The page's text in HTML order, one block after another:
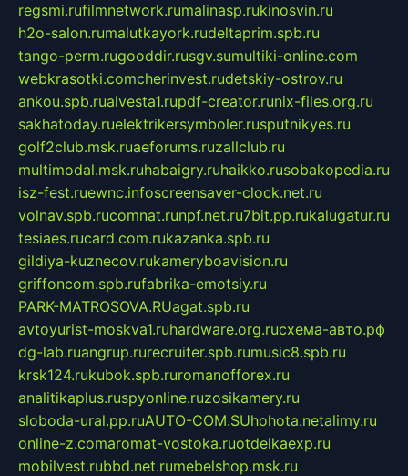
regsmi.rufilmnetwork.rumalinasp.rukinosvin.ru
h2o-salon.rumalutkayork.rudeltaprim.spb.ru
tango-perm.rugooddir.rusgv.sumultiki-online.com
webkrasotki.comcherinvest.rudetskiy-ostrov.ru
ankou.spb.rualvesta1.rupdf-creator.runix-files.org.ru
sakhatoday.ruelektrikersymboler.rusputnikyes.ru
golf2club.msk.ruaeforums.ruzallclub.ru
multimodal.msk.ruhabaigry.ruhaikko.rusobakopedia.ru
isz-fest.ruewnc.infoscreensaver-clock.net.ru
volnav.spb.rucomnat.runpf.net.ru7bit.pp.rukalugatur.ru
tesiaes.rucard.com.rukazanka.spb.ru
gildiya-kuznecov.rukameryboavision.ru
griffoncom.spb.rufabrika-emotsiy.ru
PARK-MATROSOVA.RUagat.spb.ru
avtoyurist-moskva1.ruhardware.org.ruсхема-авто.рф
dg-lab.ruangrup.rurecruiter.spb.rumusic8.spb.ru
krsk124.rukubok.spb.ruromanofforex.ru
analitikaplus.ruspyonline.ruzosikamery.ru
sloboda-ural.pp.ruAUTO-COM.SUhohota.netalimy.ru
online-z.comaromat-vostoka.ruotdelkaexp.ru
mobilvest.rubbd.net.rumebelshop.msk.ru